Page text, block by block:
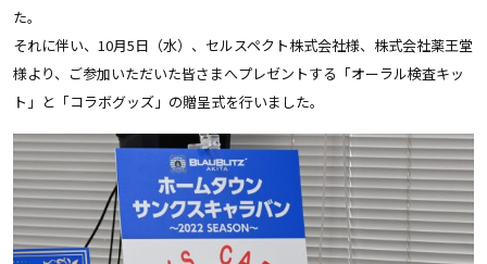
た。
それに伴い、10月5日（水）、セルスペクト株式会社様、株式会社薬王堂
様より、ご参加いただいた皆さまへプレゼントする「オーラル検査キッ
ト」と「コラボグッズ」の贈呈式を行いました。